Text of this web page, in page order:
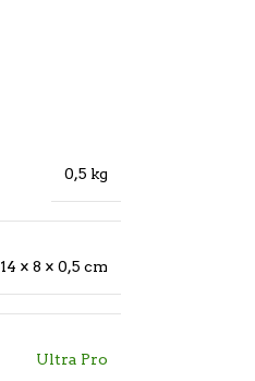
0,5 kg
14 × 8 × 0,5 cm
Ultra Pro